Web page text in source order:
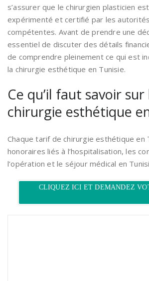
s’assurer que le chirurgien plasticien
expérimenté et certifié par les
compétentes. Avant de prendre une
essentiel de discuter des détails
de comprendre pleinement ce qui est
la chirurgie esthétique en Tunisie.
Ce qu’il faut savoir sur
chirurgie esthétique
Chaque tarif de chirurgie esthétique en
honoraires liés à l’hospitalisation, les
l’opération et le séjour médical en
CLIQUEZ ICI ET DEMANDEZ